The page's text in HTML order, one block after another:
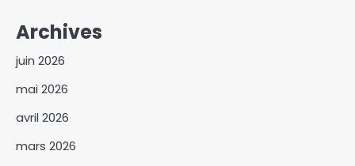
Archives
juin 2026
mai 2026
avril 2026
mars 2026